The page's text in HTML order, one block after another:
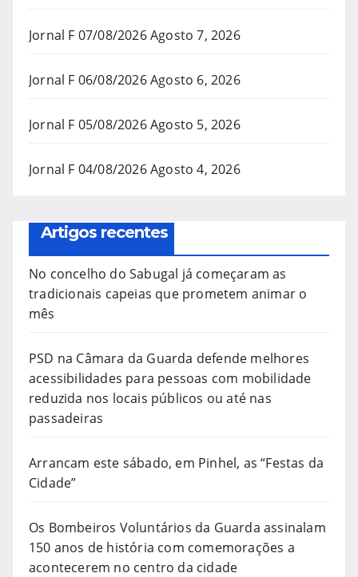
Jornal F 07/08/2026Agosto 7, 2026
Jornal F 06/08/2026Agosto 6, 2026
Jornal F 05/08/2026Agosto 5, 2026
Jornal F 04/08/2026Agosto 4, 2026
Artigos recentes
No concelho do Sabugal já começaram as
tradicionais capeias que prometem animar o
mês
PSD na Câmara da Guarda defende melhores
acessibilidades para pessoas com mobilidade
reduzida nos locais públicos ou até nas
passadeiras
Arrancam este sábado, em Pinhel, as “Festas da
Cidade”
Os Bombeiros Voluntários da Guarda assinalam
150 anos de história com comemorações a
acontecerem no centro da cidade